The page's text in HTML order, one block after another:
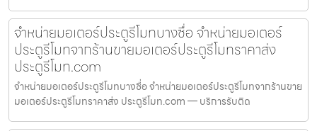
จำหน่ายมอเตอร์ประตูรีโมทบางซื่อ จำหน่ายมอเตอร์
ประตูรีโมทจากร้านขายมอเตอร์ประตูรีโมทราคาส่ง
ประตูรีโมท.com
จำหน่ายมอเตอร์ประตูรีโมทบางซื่อ จำหน่ายมอเตอร์ประตูรีโมทจากร้านขาย
มอเตอร์ประตูรีโมทราคาส่ง ประตูรีโมท.com — บริการรับติด